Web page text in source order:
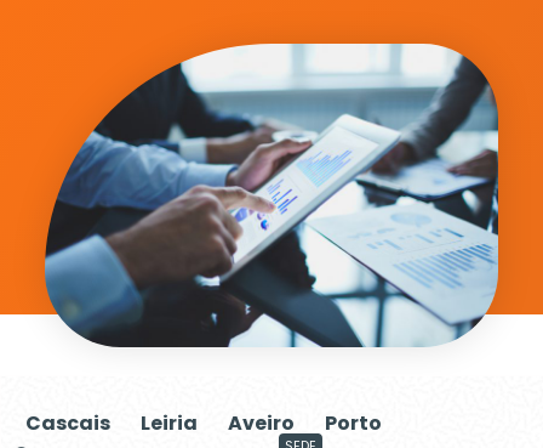
Cascais Leiria Aveiro Porto